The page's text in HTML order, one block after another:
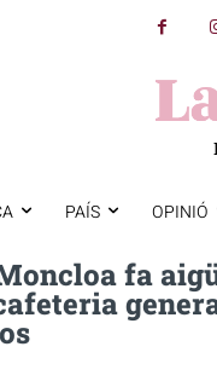
PAÍS OPINIÓ
fa